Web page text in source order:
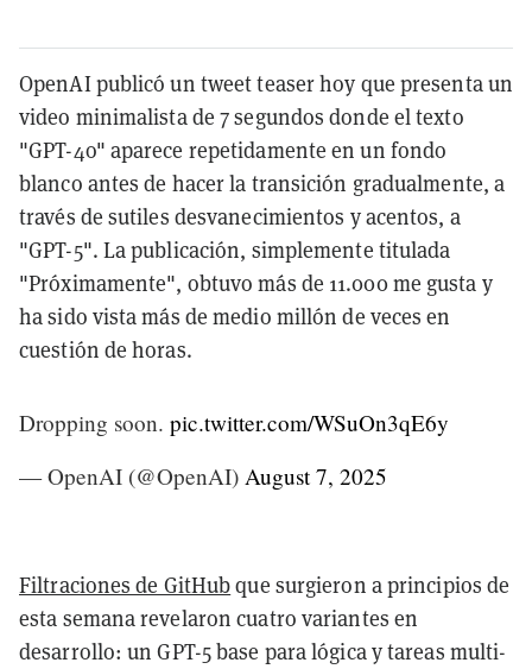
OpenAI publicó un tweet teaser hoy que presenta un
video minimalista de 7 segundos donde el texto
"GPT-4o" aparece repetidamente en un fondo
blanco antes de hacer la transición gradualmente, a
través de sutiles desvanecimientos y acentos, a
"GPT-5". La publicación, simplemente titulada
"Próximamente", obtuvo más de 11.000 me gusta y
ha sido vista más de medio millón de veces en
cuestión de horas.
Dropping soon. pic.twitter.com/WSuOn3qE6y
— OpenAI (@OpenAI) August 7, 2025
Filtraciones de GitHubque surgieron a principios de
esta semana revelaron cuatro variantes en
desarrollo: un GPT-5 base para lógica y tareas multi-